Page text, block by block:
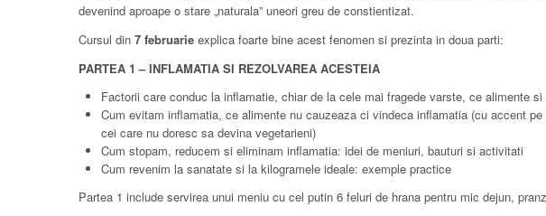
devenind aproape o stare „naturala” uneori greu de constientizat.
Cursul din 7 februarie explica foarte bine acest fenomen si prezinta in doua parti:
PARTEA 1 – INFLAMATIA SI REZOLVAREA ACESTEIA
Factorii care conduc la inflamatie, chiar de la cele mai fragede varste, ce alimente
Cum evitam inflamatia, ce alimente nu cauzeaza ci vindeca inflamatia (cu accent
cei care nu doresc sa devina vegetarieni)
Cum stopam, reducem si eliminam inflamatia: idei de meniuri, bauturi si activitati
Cum revenim la sanatate si la kilogramele ideale: exemple practice
Partea 1 include servirea unui meniu cu cel putin 6 feluri de hrana pentru mic dejun,